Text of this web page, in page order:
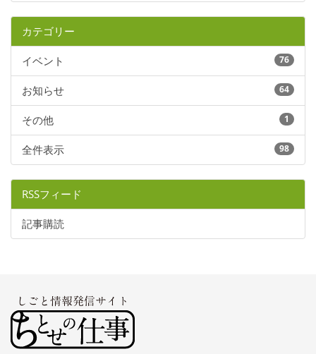
カテゴリー
イベント 76
お知らせ 64
その他 1
全件表示 98
RSSフィード
記事購読